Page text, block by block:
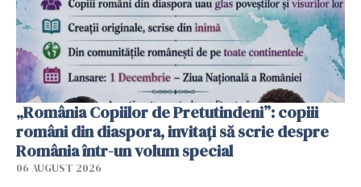
„România Copiilor de Pretutindeni”: copiii
români din diaspora, invitați să scrie despre
România într-un volum special
06 AUGUST 2026